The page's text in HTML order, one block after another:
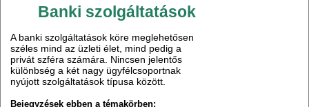
Banki szolgáltatások
A banki szolgáltatások köre meglehetősen
széles mind az üzleti élet, mind pedig a
privát szféra számára. Nincsen jelentős
különbség a két nagy ügyfélcsoportnak
nyújott szolgáltatások típusa között.
Bejegyzések ebben a témakörben: